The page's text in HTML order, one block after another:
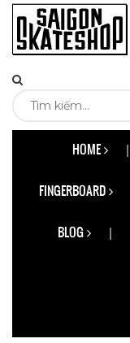
HOME
FINGERBOARD
BLOG